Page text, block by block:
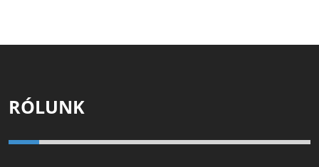
RÓLUNK